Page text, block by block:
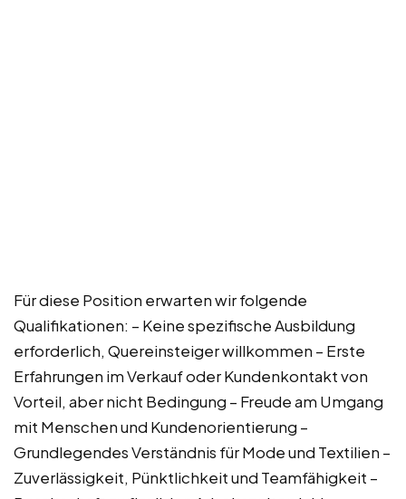
Für diese Position erwarten wir folgende
Qualifikationen: – Keine spezifische Ausbildung
erforderlich, Quereinsteiger willkommen – Erste
Erfahrungen im Verkauf oder Kundenkontakt von
Vorteil, aber nicht Bedingung – Freude am Umgang
mit Menschen und Kundenorientierung –
Grundlegendes Verständnis für Mode und Textilien –
Zuverlässigkeit, Pünktlichkeit und Teamfähigkeit –